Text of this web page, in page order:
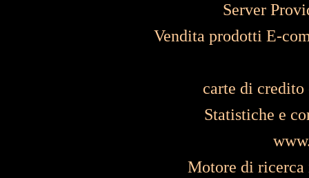
Server
Vendita prodotti E-
carte di credito
Statistiche e
Motore di ricerca